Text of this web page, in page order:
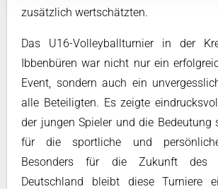
zusätzlich wertschätzten.
Das U16-Volleyballturnier in der
Ibbenbüren war nicht nur ein
Event, sondern auch ein
alle Beteiligten. Es zeigte
der jungen Spieler und die Bedeutung
für die sportliche und
Besonders für die Zukunft des
Deutschland bleibt diese Turniere